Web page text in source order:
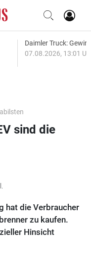
Daimler Truck:
07.08.2026, 13:01
sind die
hat die Verbraucher
zu kaufen.
Hinsicht